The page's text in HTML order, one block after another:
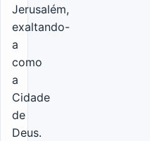
Jerusalém,
exaltando-
a
como
a
Cidade
de
Deus.